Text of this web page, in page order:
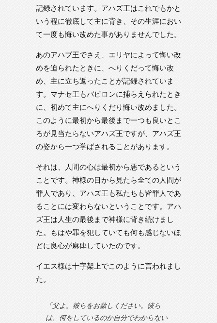
記録されています。アハズ王はこれでもかと
いう程に徹底して主に背き、その生涯におい
て一度も悔い改めた事がありませんでした。
あのアハブ王でさえ、エリヤによって悔い改
めを迫られたときに、へりくだって悔い改
め、主に立ち返ったことが記録されていま
す。マナセ王もバビロンに捕らえられたとき
に、初めて主にへりくだり悔い改めました。
このように最初から最後まで一つも良いとこ
ろが見当たらないアハズ王ですが、アハズ王
の姿から一つ学ばされることがあります。
それは、人間の心は最初から悪であるという
ことです。神様の目から見たら全ての人間が
罪人であり、アハズ王も私たちも皆罪人であ
ることには変わらないということです。アハ
ズ王は人生の最後まで神様に背き続けまし
た。もはや罪を犯していても何も感じないほ
どに良心が麻痺していたのです。
イエス様は十字架上でこのように言われまし
た。
「父よ。彼らをお赦しください。彼ら
は、何をしているのか自分でわからない